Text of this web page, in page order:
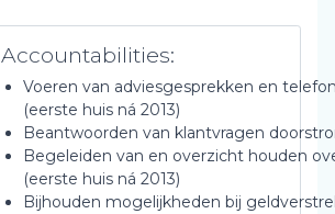
Accountabilities:
Voeren van adviesgesprekken en
(eerste huis ná 2013)
Beantwoorden van klantvragen
Begeleiden van en overzicht houden
(eerste huis ná 2013)
Bijhouden mogelijkheden bij